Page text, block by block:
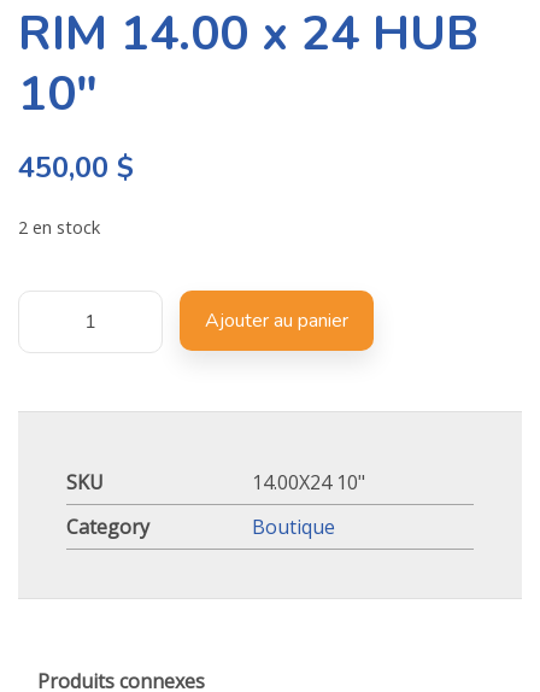
RIM 14.00 x 24 HUB
10″
450,00 $
2 en stock
Ajouter au panier
SKU
14.00X24 10"
Category
Boutique
Produits connexes